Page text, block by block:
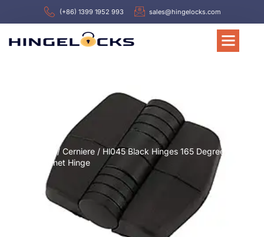
(+86) 1399 1952 993 sales@hingelocks.com
/ Cerniere / Hl045 Black Hinges 165 Degree
Cabinet Hinge